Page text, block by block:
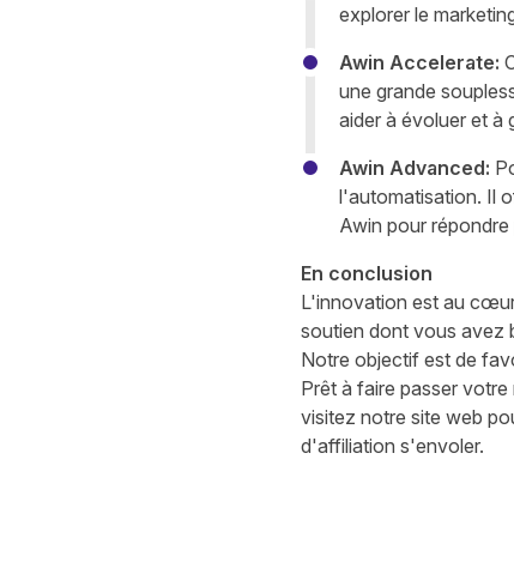
explorer le
Awin Accelerate:
une grande
aider à évoluer et à
Awin Advanced:
l'automatisation. Il
Awin pour
En conclusion
L'innovation est au
soutien dont vous avez
Notre objectif est de
Prêt à faire passer
visitez notre site web
d'affiliation s'envoler.